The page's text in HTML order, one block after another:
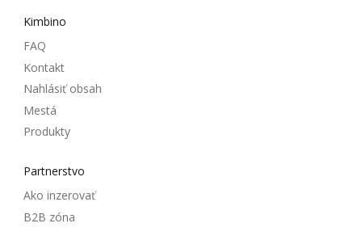
Kimbino
FAQ
Kontakt
Nahlásiť obsah
Mestá
Produkty
Partnerstvo
Ako inzerovať
B2B zóna